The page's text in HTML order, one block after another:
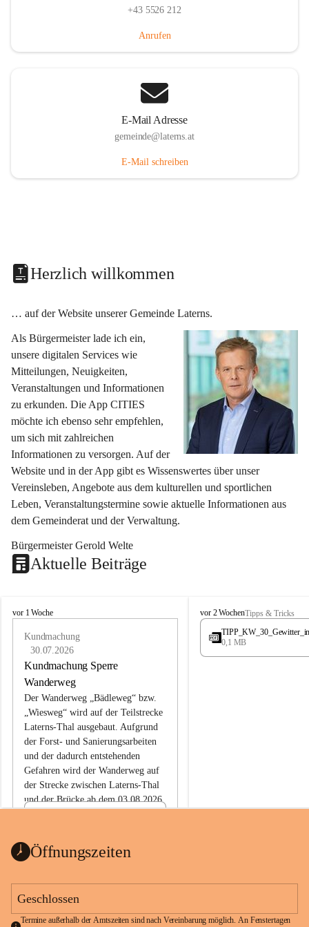
+43 5526 212
Anrufen
E-Mail Adresse
gemeinde@laterns.at
E-Mail schreiben
Herzlich willkommen
… auf der Website unserer Gemeinde Laterns.
Als Bürgermeister lade ich ein,
unsere digitalen Services wie
Mitteilungen, Neuigkeiten,
Veranstaltungen und Informationen
zu erkunden. Die App CITIES
möchte ich ebenso sehr empfehlen,
um sich mit zahlreichen
Informationen zu versorgen. Auf der
Website und in der App gibt es Wissenswertes über unser
Vereinsleben, Angebote aus dem kulturellen und sportlichen
Leben, Veranstaltungstermine sowie aktuelle Informationen aus
dem Gemeinderat und der Verwaltung.
Bürgermeister Gerold Welte
Aktuelle Beiträge
L
vor 1 Woche
Kundmachung
30.07.2026
Kundmachung Sperre
Wanderweg
Der Wanderweg „Bädleweg“ bzw.
„Wiesweg“ wird auf der Teilstrecke
Laterns-Thal ausgebaut. Aufgrund
der Forst- und Sanierungsarbeiten
und der dadurch entstehenden
Gefahren wird der Wanderweg auf
der Strecke zwischen Laterns-Thal
und der Brücke ab dem 03.08.2026
ht
1 Seite•0,1 MB
L
a
e
vor 2 WochenTipps & Tricks
0,1 MB
Öffnungszeiten
Geschlossen
Termine außerhalb der Amtszeiten sind nach Vereinbarung möglich. An Fenstertagen